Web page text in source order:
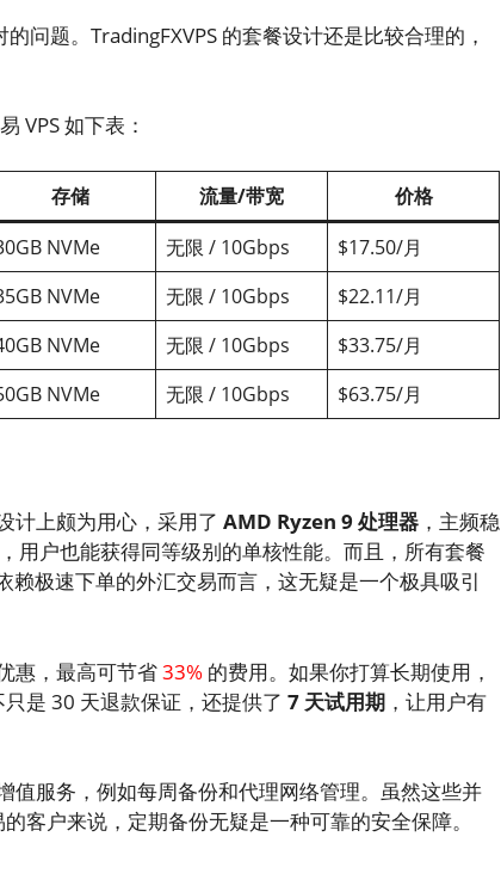
问题。TradingFXVPS 的套餐设计还是比较合理的，
VPS 如下表：
存储 流量/带宽
价格
NVMe 无限 / 10Gbps
$17.50/月
NVMe 无限 / 10Gbps
$22.11/月
NVMe 无限 / 10Gbps
$33.75/月
NVMe 无限 / 10Gbps $63.75/月
计上颇为用心，采用了 AMD Ryzen 9 处理器 ，主频稳
用户也能获得同等级别的单核性能。而且，所有套餐
赖极速下单的外汇交易而言，这无疑是一个极具吸引
惠，最高可节省33% 的费用。如果你打算长期使用，
是 30 天退款保证，还提供了 7 天试用期 ，让用户有
值服务，例如每周备份和代理网络管理。虽然这些并
客户来说，定期备份无疑是一种可靠的安全保障。